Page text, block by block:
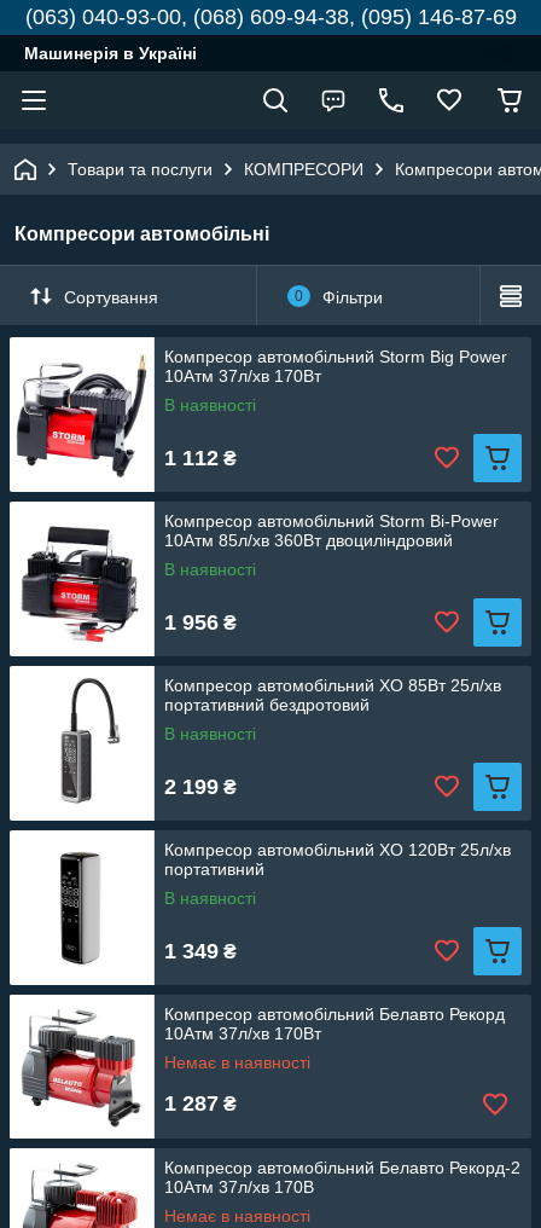
(063) 040-93-00, (068) 609-94-38, (095) 146-87-69
Машинерія в Україні
Товари та послуги КОМПРЕСОРИ Компресори
Компресори автомобільні
Сортування 0 Фільтри
Компресор автомобільний Storm Big Power
10Атм 37л/хв 170Вт
В наявності
1 112 ₴
Компресор автомобільний Storm Bi-Power
10Атм 85л/хв 360Вт двоциліндровий
В наявності
1 956 ₴
Компресор автомобільний XO 85Вт 25л/хв
портативний бездротовий
В наявності
2 199 ₴
Компресор автомобільний XO 120Вт 25л/хв
портативний
В наявності
1 349 ₴
Компресор автомобільний Белавто Рекорд
10Атм 37л/хв 170Вт
Немає в наявності
1 287 ₴
Компресор автомобільний Белавто Рекорд-2
10Атм 37л/хв 170В
Немає в наявності